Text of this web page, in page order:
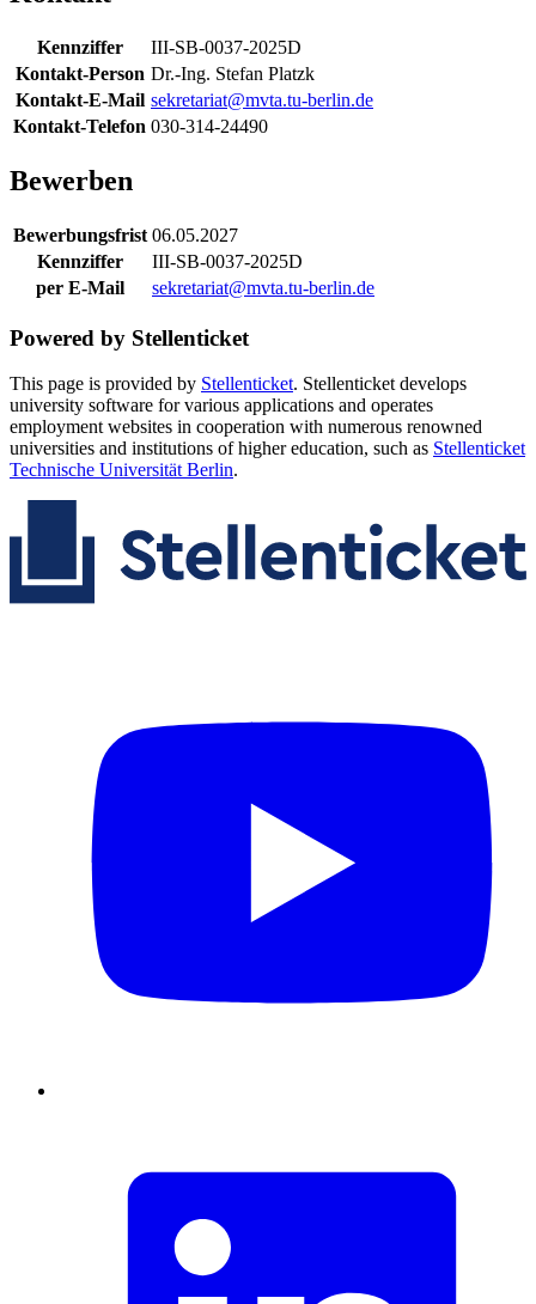
Kennziffer
III-SB-0037-2025D
Kontakt-Person Dr.-Ing. Stefan Platzk
Kontakt-E-Mail sekretariat@mvta.tu-berlin.de
Kontakt-Telefon 030-314-24490
Bewerben
Bewerbungsfrist 06.05.2027
Kennziffer
III-SB-0037-2025D
per E-Mail
sekretariat@mvta.tu-berlin.de
Powered by Stellenticket
This page is provided by Stellenticket. Stellenticket develops
university software for various applications and operates
employment websites in cooperation with numerous renowned
universities and institutions of higher education, such as Stellenticket
Technische Universität Berlin.